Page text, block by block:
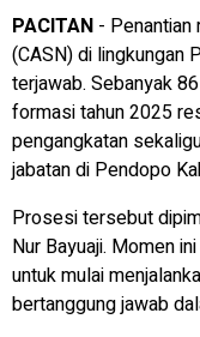
PACITAN - Penantian
(CASN) di lingkungan
terjawab. Sebanyak
formasi tahun 2025
pengangkatan
jabatan di Pendopo
Prosesi tersebut
Nur Bayuaji. Momen
untuk mulai
bertanggung jawab